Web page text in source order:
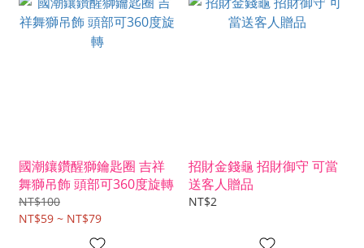
國潮鑲鑽醒獅鑰匙圈 吉祥
舞獅吊飾 頭部可360度旋轉
NT$100
NT$59 ~ NT$79
招財金錢龜 招財御守 可當
送客人贈品
NT$2